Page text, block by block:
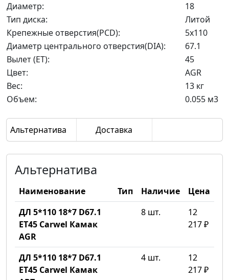
Диаметр:
18
Тип диска:
Литой
Крепежные отверстия(PCD):
5x110
Диаметр центрального отверстия(DIA):
67.1
Вылет (ET):
45
Цвет:
AGR
Вес:
13 кг
Объем:
0.055 м3
Альтернатива Доставка
Альтернатива
Наименование Тип Наличие
Цена
ДЛ 5*110 18*7 D67.1
ET45 Carwel Камак
AGR
8 шт.
12
217 ₽
ДЛ 5*110 18*7 D67.1
ET45 Carwel Камак
4 шт.
12
217 ₽